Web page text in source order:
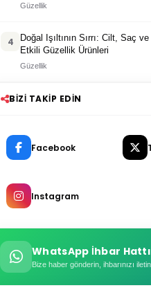
Güzellik
4
Doğal Işıltının Sırrı: Cilt, Saç
Etkili Güzellik Ürünleri
Güzellik
BIZI TAKIP EDIN
Facebook
Instagram
WhatsApp İhbar Hattı
Bize haber gönderin, ihbarınızı iletin